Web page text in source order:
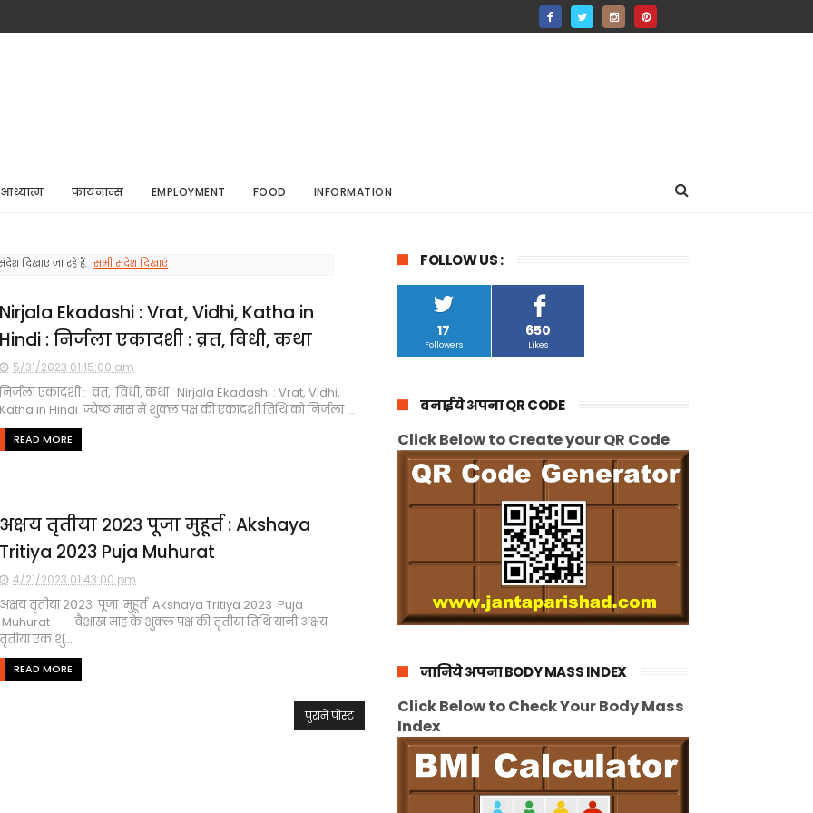
आध्यात्म फायनान्स EMPLOYMENT FOOD INFORMATION
दिखाए जा रहे हैं. सभी संदेश दिखाएं
Nirjala Ekadashi : Vrat, Vidhi, Katha in
Hindi : निर्जला एकादशी : व्रत, विधी, कथा
5/31/2023 01:15:00 am
निर्जला एकादशी : व्रत, विधी, कथा Nirjala Ekadashi : Vrat, Vidhi,
Katha in Hindi ज्येष्ठ मास में शुक्ल पक्ष की एकादशी तिथि को निर्जला ...
READ MORE
अक्षय तृतीया २०२३ पूजा मुहूर्त : Akshaya
Tritiya 2023 Puja Muhurat
4/21/2023 01:43:00 pm
अक्षय तृतीया २०२३ पूजा मुहूर्त Akshaya Tritiya 2023 Puja
Muhurat वैशाख माह के शुक्ल पक्ष की तृतीया तिथि यानी अक्षय
तृतीया एक शु...
READ MORE
पुराने पोस्ट
FOLLOW US :
17
Followers
650
Likes
बनाईये अपना QR CODE
Click Below to Create your QR Code
जानिये अपना BODY MASS INDEX
Click Below to Check Your Body Mass
Index